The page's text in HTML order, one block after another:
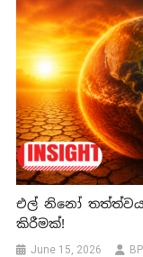
එල් නිනෝ තත්ත්වය
කිරීමක්!
June 15, 2026